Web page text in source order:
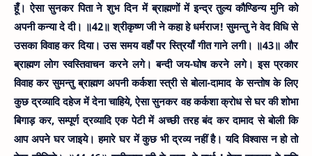
हूँ। ऐसा सुनकर पिता ने शुभ दिन में ब्राह्मणों में इन्द्र तुल्य कौण्डिन्य मुनि को
अपनी कन्या दे दी। ॥42॥ श्रीकृष्ण जी ने कहा हे धर्मराज! सुमन्तु ने वेद विधि से
उसका विवाह कर दिया। उस समय वहाँ पर स्त्रियाँ गीत गाने लगी। ॥43॥ और
ब्राह्मण लोग स्वस्तिवाचन करने लगे। बन्दी जय-घोष करने लगे। इस प्रकार
विवाह कर सुमन्तु ब्राह्मण अपनी कर्कशा स्त्री से बोला-दामाद के सन्तोष के लिए
कुछ द्रव्यादि दहेज में देना चाहिये, ऐसा सुनकर वह कर्कशा क्रोध से घर की शोभा
बिगाड़ कर, सम्पूर्ण द्रव्यादि एक पेटी में अच्छी तरह बंद कर दामाद से बोली कि
आप अपने घर जाइये। हमारे घर में कुछ भी द्रव्य नहीं है। यदि विश्वास न हो तो